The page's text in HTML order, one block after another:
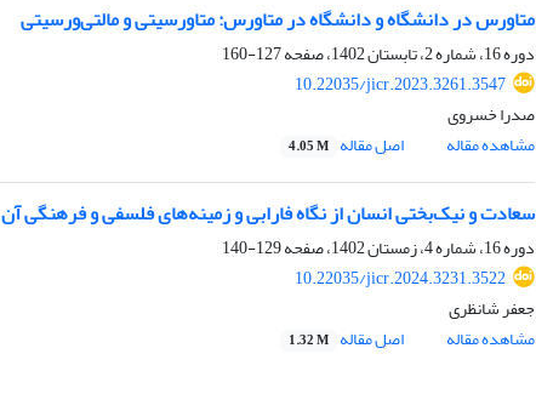
متاورس در دانشگاه و دانشگاه در متاورس: متاورسیتی و مالتی‌ورسیتی
دوره 16، شماره 2، تابستان 1402، صفحه
127-160
10.22035/jicr.2023.3261.3547
صدرا خسروی
مشاهده مقاله
اصل مقاله 4.05 M
سعادت و نیک‌بختی انسان از نگاه فارابی و زمینه‌های فلسفی و فرهنگی آن
دوره 16، شماره 4، زمستان 1402، صفحه
129-140
10.22035/jicr.2024.3231.3522
جعفر شانظری
مشاهده مقاله
اصل مقاله 1.32 M